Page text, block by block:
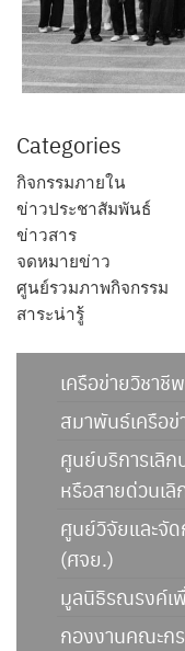
Categories
กิจกรรมภายใน
ข่าวประชาสัมพันธ์
ข่าวสาร
จดหมายข่าว
ศูนย์รวมภาพกิจกรรม
สาระน่ารู้
เครือข่ายวิชา
สมาพันธ์เครือ
ศูนย์บริการเลิ
หรือสายด่วนเ
ศูนย์วิจัยและจั
(ศจย.)
มูลนิธิรณรงค์เ
กองงานคณะก